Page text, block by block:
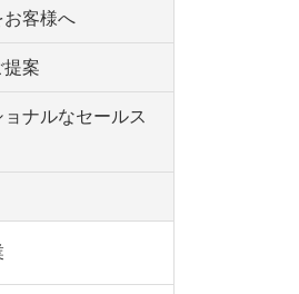
お客様へ
提案
ナルなセールス